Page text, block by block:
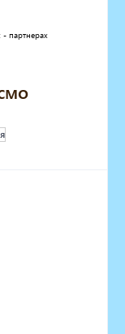
- партнерах